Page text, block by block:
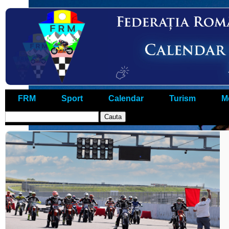
FRM Sport Calendar Turism